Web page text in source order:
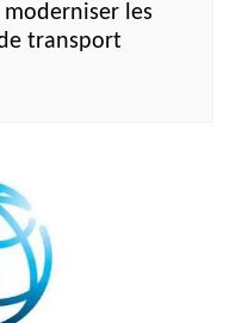
les
transport